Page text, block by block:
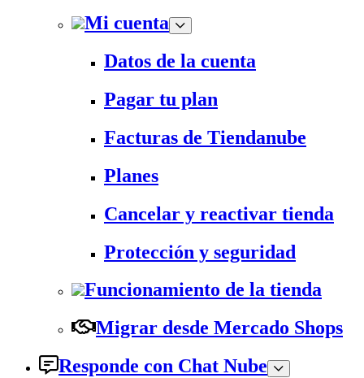
Mi cuenta
Datos de la cuenta
Pagar tu plan
Facturas de Tiendanube
Planes
Cancelar y reactivar tienda
Protección y seguridad
Funcionamiento de la tienda
Migrar desde Mercado Shops
Responde con Chat Nube